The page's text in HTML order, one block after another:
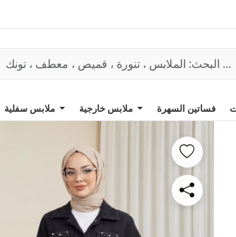
ملابس سفلية ملابس خارجية فساتين السهرة